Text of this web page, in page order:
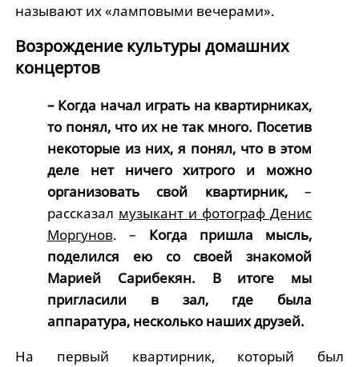
называют их «ламповыми вечерами».
Возрождение культуры домашних
концертов
– Когда начал играть на квартирниках,
то понял, что их не так много. Посетив
некоторые из них, я понял, что в этом
деле нет ничего хитрого и можно
организовать свой квартирник,–
рассказал музыкант и фотограф Денис
Моргунов. – Когда пришла мысль,
поделился ею со своей знакомой
Марией Сарибекян. В итоге мы
пригласили в зал, где была
аппаратура, несколько наших друзей.
На первый квартирник, который был